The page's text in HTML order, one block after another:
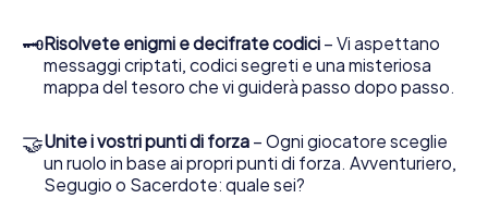
🗝Risolvete enigmi e decifrate codici – Vi aspettano
messaggi criptati, codici segreti e una misteriosa
mappa del tesoro che vi guiderà passo dopo passo.
🤝Unite i vostri punti di forza – Ogni giocatore sceglie
un ruolo in base ai propri punti di forza. Avventuriero,
Segugio o Sacerdote: quale sei?